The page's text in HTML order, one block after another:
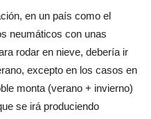
en un país como el
neumáticos con unas
rodar en nieve, debería ir
excepto en los casos en
monta (verano + invierno)
se irá produciendo